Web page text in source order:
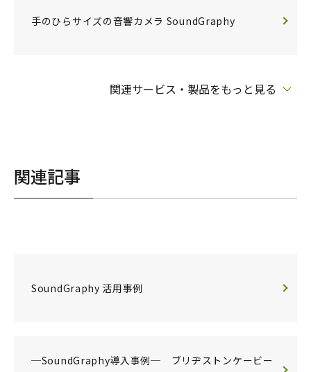
手のひらサイズの音響カメラ SoundGraphy
関連サービス・製品をもっと見る
関連記事
SoundGraphy 活用事例
─SoundGraphy導入事例─ ブリヂストンケービー